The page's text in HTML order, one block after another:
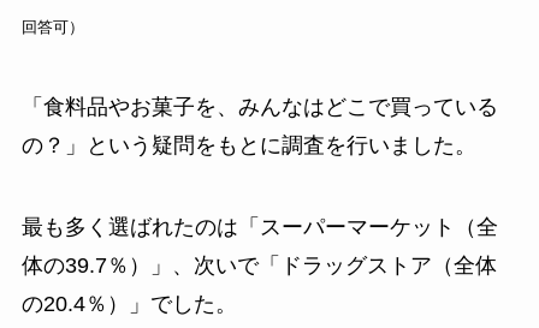
回答可）
「食料品やお菓子を、みんなはどこで買っている
の？」という疑問をもとに調査を行いました。
最も多く選ばれたのは「スーパーマーケット（全
体の39.7％）」、次いで「ドラッグストア（全体
の20.4％）」でした。